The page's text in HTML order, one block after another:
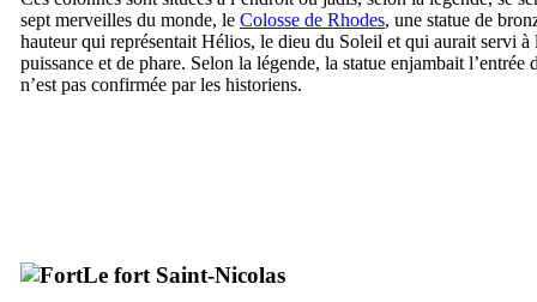
sept merveilles du monde, le Colosse de Rhodes, une statue de
hauteur qui représentait Hélios, le dieu du Soleil et qui aurait servi à
puissance et de phare. Selon la légende, la statue enjambait l’entrée
n’est pas confirmée par les historiens.
Le fort Saint-Nicolas